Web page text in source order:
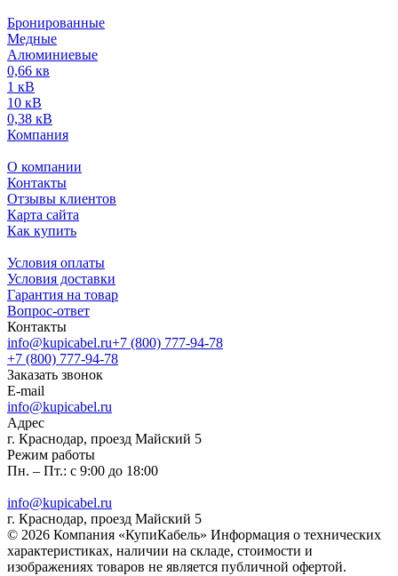
Бронированные
Медные
Алюминиевые
0,66 кв
1 кВ
10 кВ
0,38 кВ
Компания
О компании
Контакты
Отзывы клиентов
Карта сайта
Как купить
Условия оплаты
Условия доставки
Гарантия на товар
Вопрос-ответ
Контакты
info@kupicabel.ru+7 (800) 777-94-78
+7 (800) 777-94-78
Заказать звонок
E-mail
info@kupicabel.ru
Адрес
г. Краснодар, проезд Майский 5
Режим работы
Пн. – Пт.: с 9:00 до 18:00
info@kupicabel.ru
г. Краснодар, проезд Майский 5
© 2026 Компания «КупиКабель» Информация о технических
характеристиках, наличии на складе, стоимости и
изображениях товаров не является публичной офертой.